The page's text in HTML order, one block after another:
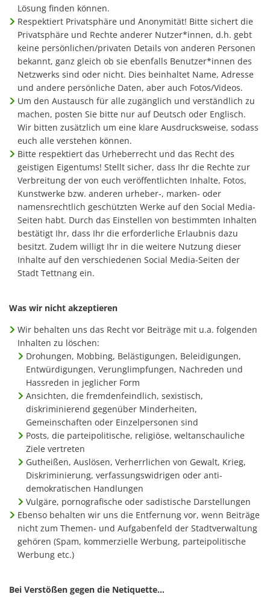
Lösung finden können.
Respektiert Privatsphäre und Anonymität! Bitte sichert die
Privatsphäre und Rechte anderer Nutzer*innen, d.h. gebt
keine persönlichen/privaten Details von anderen Personen
bekannt, ganz gleich ob sie ebenfalls Benutzer*innen des
Netzwerks sind oder nicht. Dies beinhaltet Name, Adresse
und andere persönliche Daten, aber auch Fotos/Videos.
Um den Austausch für alle zugänglich und verständlich zu
machen, posten Sie bitte nur auf Deutsch oder Englisch.
Wir bitten zusätzlich um eine klare Ausdrucksweise, sodass
euch alle verstehen können.
Bitte respektiert das Urheberrecht und das Recht des
geistigen Eigentums! Stellt sicher, dass Ihr die Rechte zur
Verbreitung der von euch veröffentlichten Inhalte, Fotos,
Kunstwerke bzw. anderen urheber-, marken- oder
namensrechtlich geschützten Werke auf den Social Media-
Seiten habt. Durch das Einstellen von bestimmten Inhalten
bestätigt Ihr, dass Ihr die erforderliche Erlaubnis dazu
besitzt. Zudem willigt Ihr in die weitere Nutzung dieser
Inhalte auf den verschiedenen Social Media-Seiten der
Stadt Tettnang ein.
Was wir nicht akzeptieren
Wir behalten uns das Recht vor Beiträge mit u.a. folgenden
Inhalten zu löschen:
Drohungen, Mobbing, Belästigungen, Beleidigungen,
Entwürdigungen, Verunglimpfungen, Nachreden und
Hassreden in jeglicher Form
Ansichten, die fremdenfeindlich, sexistisch,
diskriminierend gegenüber Minderheiten,
Gemeinschaften oder Einzelpersonen sind
Posts, die parteipolitische, religiöse, weltanschauliche
Ziele vertreten
Gutheißen, Auslösen, Verherrlichen von Gewalt, Krieg,
Diskriminierung, verfassungswidrigen oder anti-
demokratischen Handlungen
Vulgäre, pornografische oder sadistische Darstellungen
Ebenso behalten wir uns die Entfernung vor, wenn Beiträge
nicht zum Themen- und Aufgabenfeld der Stadtverwaltung
gehören (Spam, kommerzielle Werbung, parteipolitische
Werbung etc.)
Bei Verstößen gegen die Netiquette…